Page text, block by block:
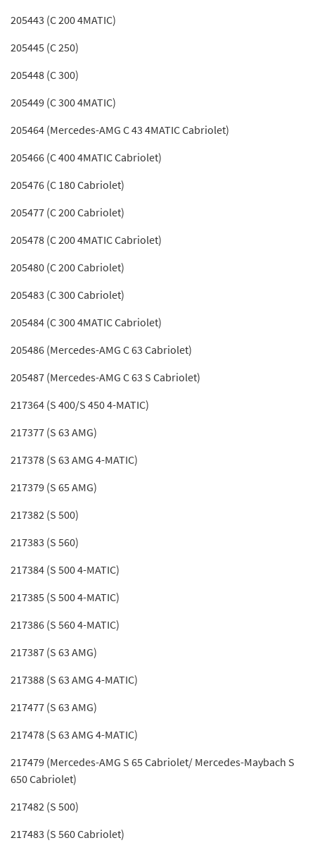
205443 (C 200 4MATIC)
205445 (C 250)
205448 (C 300)
205449 (C 300 4MATIC)
205464 (Mercedes-AMG C 43 4MATIC Cabriolet)
205466 (C 400 4MATIC Cabriolet)
205476 (C 180 Cabriolet)
205477 (C 200 Cabriolet)
205478 (C 200 4MATIC Cabriolet)
205480 (C 200 Cabriolet)
205483 (C 300 Cabriolet)
205484 (C 300 4MATIC Cabriolet)
205486 (Mercedes-AMG C 63 Cabriolet)
205487 (Mercedes-AMG C 63 S Cabriolet)
217364 (S 400/S 450 4-MATIC)
217377 (S 63 AMG)
217378 (S 63 AMG 4-MATIC)
217379 (S 65 AMG)
217382 (S 500)
217383 (S 560)
217384 (S 500 4-MATIC)
217385 (S 500 4-MATIC)
217386 (S 560 4-MATIC)
217387 (S 63 AMG)
217388 (S 63 AMG 4-MATIC)
217477 (S 63 AMG)
217478 (S 63 AMG 4-MATIC)
217479 (Mercedes-AMG S 65 Cabriolet/ Mercedes-Maybach S
650 Cabriolet)
217482 (S 500)
217483 (S 560 Cabriolet)